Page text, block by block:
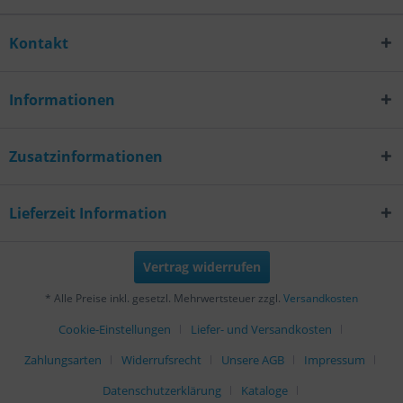
Kontakt
Informationen
Zusatzinformationen
Lieferzeit Information
Vertrag widerrufen
* Alle Preise inkl. gesetzl. Mehrwertsteuer zzgl. Versandkosten
Cookie-Einstellungen
Liefer- und Versandkosten
Zahlungsarten
Widerrufsrecht Unsere AGB
Impressum
Datenschutzerklärung
Kataloge